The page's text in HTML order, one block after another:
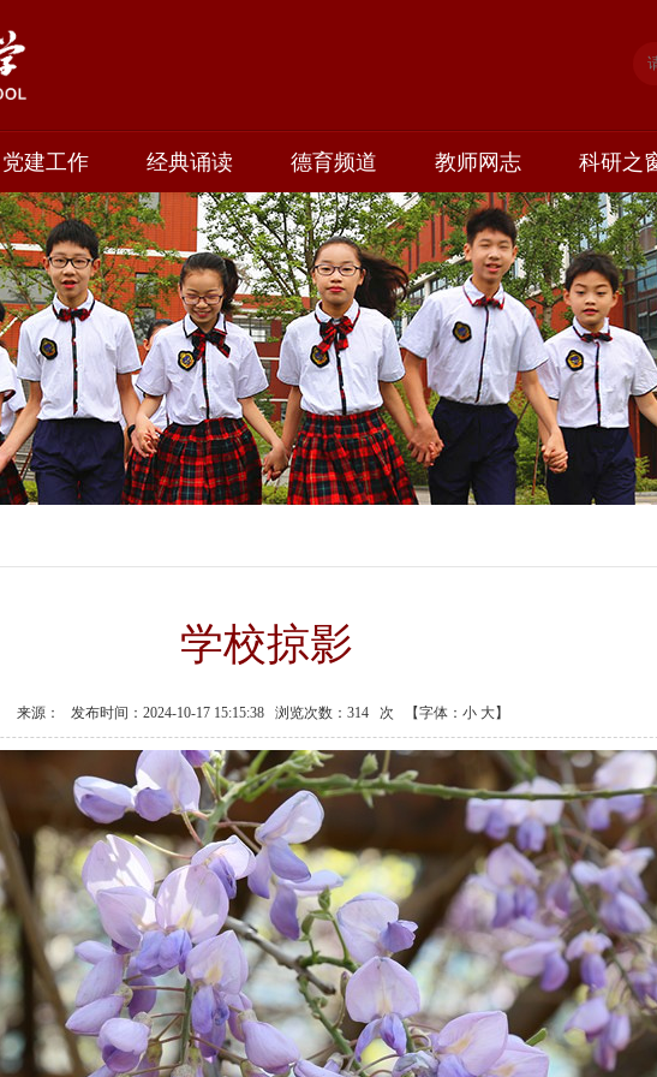
党建工作 经典诵读 德育频道 教师网志 科研之
学校掠影
来源： 发布时间：2024-10-17 15:15:38 浏览次数： 314 次 【字体： 小 大】